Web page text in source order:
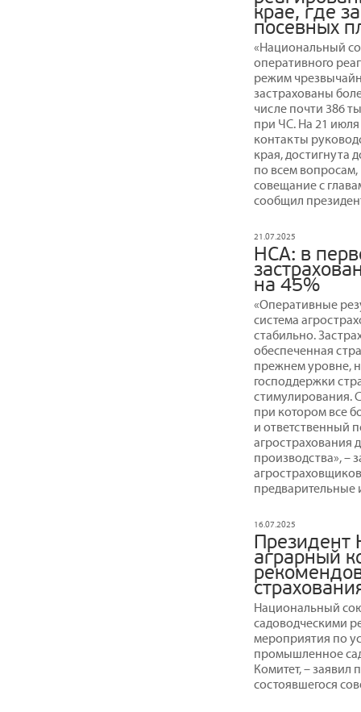
крае, где
посевных
«Национальный
оперативного
режим
застрахованы
числе почти 386
при ЧС. На 21
контакты
края, достигнута
по всем
совещание с
сообщил
21.07.2025
НСА: в
на 45%
«Оперативные
система
стабильно.
обеспеченная
прежнем уровне,
господдержки
стимулирования.
при котором все
и ответственный
агрострахования
производства», –
предварительные
16.07.2025
аграрный
Национальный
садоводческими
мероприятия по
промышленное
Комитет, –
состоявшегося